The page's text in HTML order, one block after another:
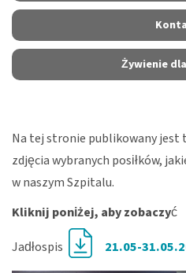
Żywienie
Na tej stronie publikowany jest
zdjęcia wybranych posiłków,
w naszym Szpitalu.
Kliknij poniżej, aby zobaczyć
Jadłospis
21.05-